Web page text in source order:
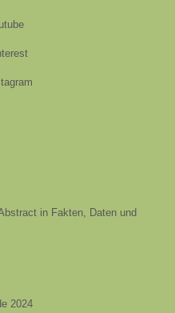
in Fakten, Daten und
2024